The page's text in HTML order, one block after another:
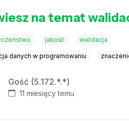
na temat
jakość walidacja
danych w programowaniu
Gość (5.172.*.*)
11 miesięcy temu